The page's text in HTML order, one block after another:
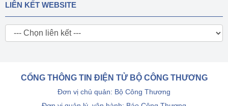
LIÊN KẾT WEBSITE
CỔNG THÔNG TIN ĐIỆN TỬ BỘ CÔNG THƯƠNG
Đơn vị chủ quản: Bộ Công Thương